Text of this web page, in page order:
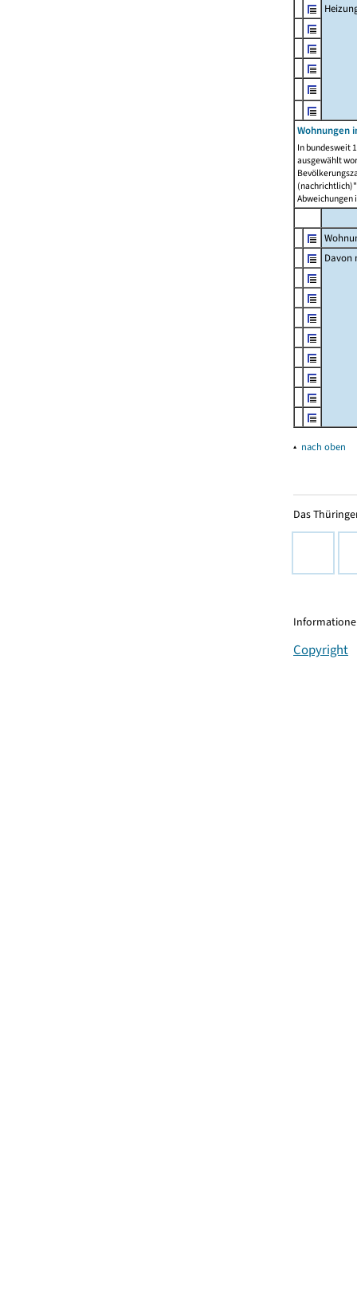
Wohnungen
In bundesweit
ausgewählt
Abweichungen
Davon
▴ nach oben
Das
Copyright